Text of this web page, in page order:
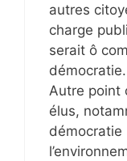
autres
charge
serait ô
démocratie.
Autre point
élus,
démocratie